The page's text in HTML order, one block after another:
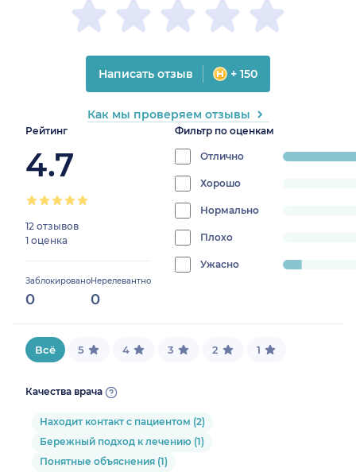
Рейтинг
4.7
12 отзывов
1 оценка
Заблокировано
0
Нерелевантно
0
Фильтр по оценкам
Отлично
progress:
Хорошо
0%
Нормально
0%
Плохо
progress:
Ужасно
7.6923076923076925%
Написать отзыв + 150
Как мы проверяем отзывы
Всё 5 4 3 2 1
Качества врача
Находит контакт с пациентом (2)
Бережный подход к лечению (1)
Понятные объяснения (1)